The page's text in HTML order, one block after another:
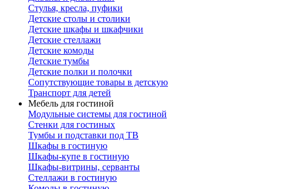
Стулья, кресла, пуфики
Детские столы и столики
Детские шкафы и шкафчики
Детские стеллажи
Детские комоды
Детские тумбы
Детские полки и полочки
Сопутствующие товары в детскую
Транспорт для детей
Мебель для гостиной
Модульные системы для гостиной
Стенки для гостиных
Тумбы и подставки под ТВ
Шкафы в гостиную
Шкафы-купе в гостиную
Шкафы-витрины, серванты
Стеллажи в гостиную